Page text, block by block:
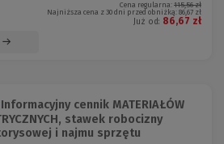
Cena regularna: 115,56 zł
Najniższa cena z 30 dni przed obniżką: 86,67 zł
Już od: 86,67 zł
Informacyjny cennik MATERIAŁÓW
stawek robocizny
i najmu sprzętu